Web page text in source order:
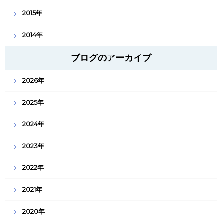
2015年
2014年
ブログのアーカイブ
2026年
2025年
2024年
2023年
2022年
2021年
2020年